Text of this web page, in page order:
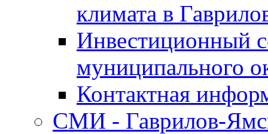
климата в
Инвестиционный
муниципального
Контактная
СМИ - Гаврилов-